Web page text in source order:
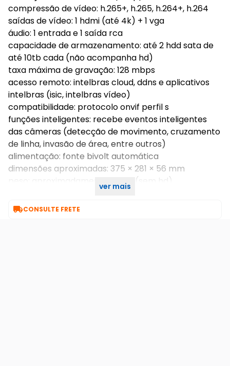
compressão de vídeo: h.265+, h.265, h.264+, h.264
saídas de vídeo: 1 hdmi (até 4k) + 1 vga
áudio: 1 entrada e 1 saída rca
capacidade de armazenamento: até 2 hdd sata de
até 10tb cada (não acompanha hd)
taxa máxima de gravação: 128 mbps
acesso remoto: intelbras cloud, ddns e aplicativos
intelbras (isic, intelbras vídeo)
compatibilidade: protocolo onvif perfil s
funções inteligentes: recebe eventos inteligentes
das câmeras (detecção de movimento, cruzamento
de linha, invasão de área, entre outros)
alimentação: fonte bivolt automática
dimensões aproximadas: 375 × 281 × 56 mm
peso: aproximadamente 2,5 kg (sem hd)
ver mais
CONSULTE FRETE